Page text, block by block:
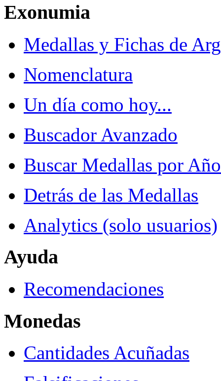
Exonumia
Medallas y Fichas de
Nomenclatura
Un día como hoy...
Buscador Avanzado
Buscar Medallas por Año
Detrás de las Medallas
Analytics (solo usuarios)
Ayuda
Recomendaciones
Monedas
Cantidades Acuñadas